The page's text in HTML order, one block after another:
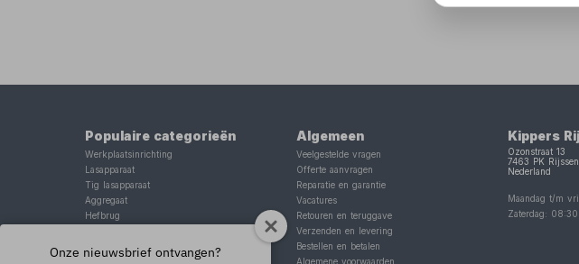
Populaire categorieën
Werkplaatsinrichting
Lasapparaat
Tig lasapparaat
Aggregaat
Hefbrug
Schaarlift
Algemeen
Veelgestelde vragen
Offerte aanvragen
Reparatie en garantie
Vacatures
Retouren en teruggave
Verzenden en levering
Bestellen en betalen
Kippers
Ozonstraat 13
7463 PK
Rijssen
Nederland
Maandag t/m
Zaterdag: 08:30
Onze nieuwsbrief ontvangen?